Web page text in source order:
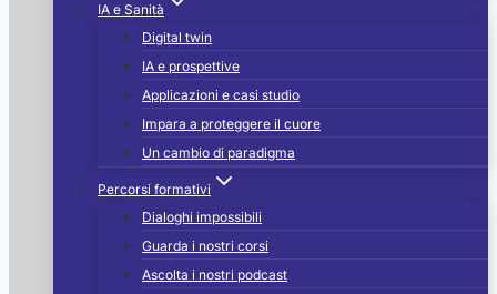
IA e Sanità
Digital twin
IA e prospettive
Applicazioni e casi studio
Impara a proteggere il cuore
Un cambio di paradigma
Percorsi formativi
Dialoghi impossibili
Guarda i nostri corsi
Ascolta i nostri podcast